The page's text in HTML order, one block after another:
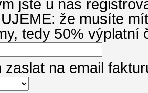
jste u nás
že musíte
tedy 50% výplatní
zaslat na email